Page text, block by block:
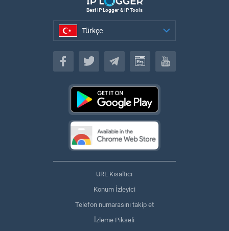
Best IP Logger & IP Tools
Türkçe
Türkçe
URL Kısaltıcı
Konum İzleyici
Telefon numarasını takip et
İzleme Pikseli